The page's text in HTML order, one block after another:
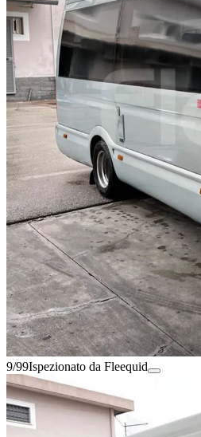
9/99Ispezionato da Fleequid